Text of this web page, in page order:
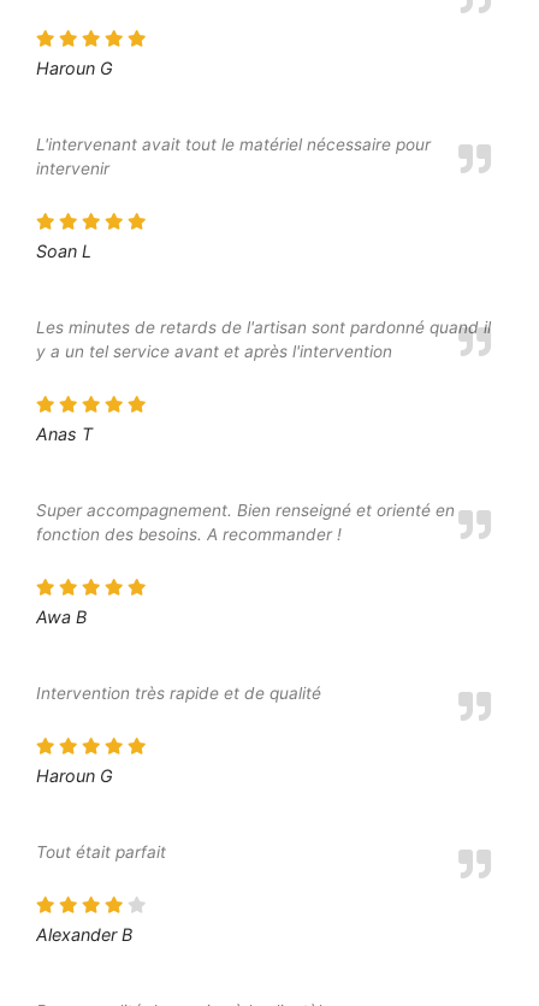
Haroun G
L'intervenant avait tout le matériel nécessaire pour
intervenir
Soan L
Les minutes de retards de l'artisan sont pardonné quand il
y a un tel service avant et après l'intervention
Anas T
Super accompagnement. Bien renseigné et orienté en
fonction des besoins. A recommander !
Awa B
Intervention très rapide et de qualité
Haroun G
Tout était parfait
Alexander B